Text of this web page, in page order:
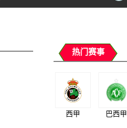
热门赛事
西甲 巴西甲